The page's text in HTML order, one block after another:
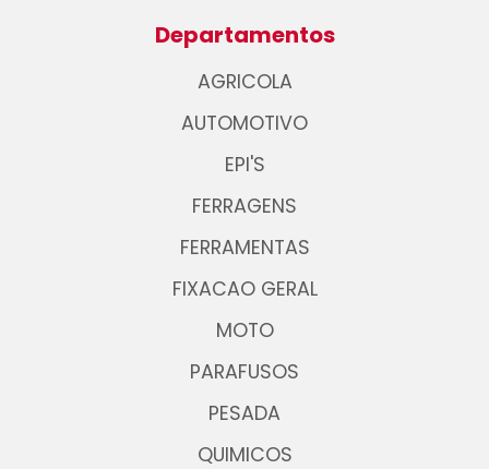
Departamentos
AGRICOLA
AUTOMOTIVO
EPI'S
FERRAGENS
FERRAMENTAS
FIXACAO GERAL
MOTO
PARAFUSOS
PESADA
QUIMICOS